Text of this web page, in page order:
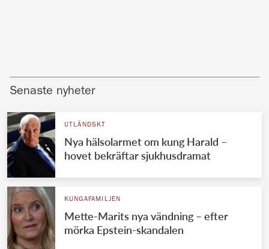
Senaste nyheter
UTLÄNDSKT
Nya hälsolarmet om kung Harald –
hovet bekräftar sjukhusdramat
KUNGAFAMILJEN
Mette-Marits nya vändning – efter
mörka Epstein-skandalen